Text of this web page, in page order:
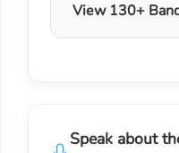
View 130+
Speak about